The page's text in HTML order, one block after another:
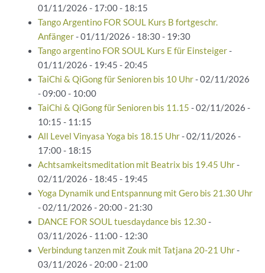
01/11/2026 - 17:00 - 18:15
Tango Argentino FOR SOUL Kurs B fortgeschr.
Anfänger- 01/11/2026 - 18:30 - 19:30
Tango argentino FOR SOUL Kurs E für Einsteiger-
01/11/2026 - 19:45 - 20:45
TaiChi & QiGong für Senioren bis 10 Uhr- 02/11/2026
- 09:00 - 10:00
TaiChi & QiGong für Senioren bis 11.15 - 02/11/2026 -
10:15 - 11:15
All Level Vinyasa Yoga bis 18.15 Uhr- 02/11/2026 -
17:00 - 18:15
Achtsamkeitsmeditation mit Beatrix bis 19.45 Uhr-
02/11/2026 - 18:45 - 19:45
Yoga Dynamik und Entspannung mit Gero bis 21.30 Uhr
- 02/11/2026 - 20:00 - 21:30
DANCE FOR SOUL tuesdaydance bis 12.30-
03/11/2026 - 11:00 - 12:30
Verbindung tanzen mit Zouk mit Tatjana 20-21 Uhr-
03/11/2026 - 20:00 - 21:00